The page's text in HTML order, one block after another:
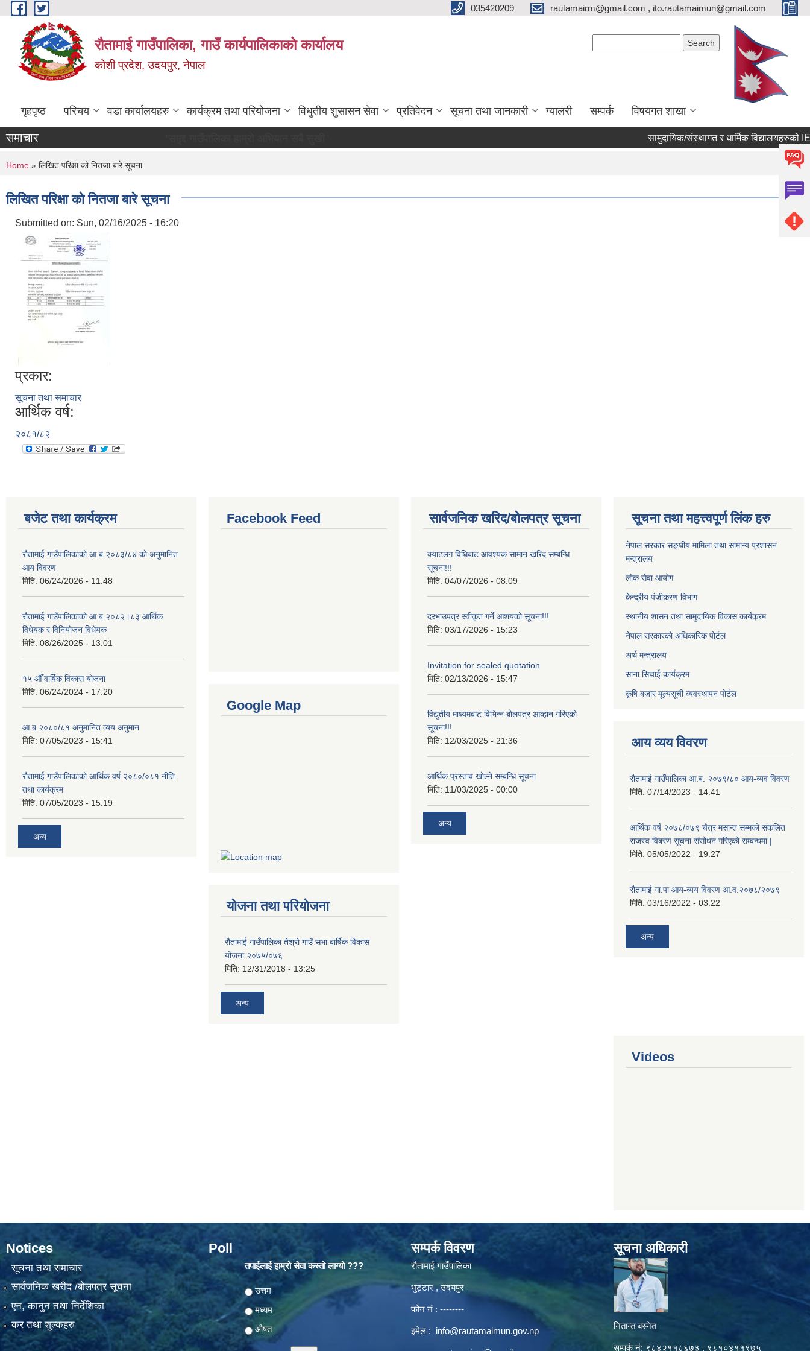
Skip to main content 035420209 rautamairm@gmail.com , ito.rautamaimun@gmail.com
रौतामाई गाउँपालिका, गाउँ कार्यपालिकाको कार्यालय
कोशी प्रदेश, उदयपुर, नेपाल
गृहपृष्ठ परिचय वडा कार्यालयहरु कार्यक्रम तथा परियोजना विधुतीय शुसासन सेवा प्रतिवेदन सूचना तथा जानकारी ग्यालरी सम्पर्क विषयगत शाखा
समाचार
You are here
Home » लिखित परिक्षा को नितजा बारे सूचना
लिखित परिक्षा को नितजा बारे सूचना
Submitted on: Sun, 02/16/2025 - 16:20
प्रकार:
सूचना तथा समाचार
आर्थिक वर्ष:
२०८१/८२
बजेट तथा कार्यक्रम
रौतामाई गाउँपालिकाको आ.ब.२०८३/८४ को अनुमानित
आय विवरण
मिति: 06/24/2026 - 11:48
रौतामाई गाउँपालिकाको आ.ब.२०८२।८३ आर्थिक
विधेयक र विनियोजन विधेयक
मिति: 08/26/2025 - 13:01
१५ औँ वार्षिक विकास योजना
मिति: 06/24/2024 - 17:20
आ.ब २०८०/८१ अनुमानित व्यय अनुमान
मिति: 07/05/2023 - 15:41
रौतामाई गाउँपालिकाको आर्थिक वर्ष २०८०/०८१ नीति
तथा कार्यक्रम
मिति: 07/05/2023 - 15:19
अन्य
Facebook Feed
Google Map
योजना तथा परियोजना
रौतामाई गाउँपालिका तेश्रो गाउँ सभा बार्षिक विकास
योजना २०७५/०७६
मिति: 12/31/2018 - 13:25
अन्य
सार्वजनिक खरिद/बोलपत्र सूचना
क्याटलग विधिबाट आवश्यक सामान खरिद सम्बन्धि
सूचना!!!
मिति: 04/07/2026 - 08:09
दरभाउपत्र स्वीकृत गर्ने आशयको सूचना!!!
मिति: 03/17/2026 - 15:23
Invitation for sealed quotation
मिति: 02/13/2026 - 15:47
विद्युतीय माध्यमबाट विभिन्न बोलपत्र आव्हान गरिएको
सूचना!!!
मिति: 12/03/2025 - 21:36
आर्थिक प्रस्ताव खोल्ने सम्बन्धि सूचना
मिति: 11/03/2025 - 00:00
अन्य
सूचना तथा महत्त्वपूर्ण लिंक हरु
नेपाल सरकार सङ्घीय मामिला तथा सामान्य प्रशासन
मन्त्रालय
लोक सेवा आयोग
केन्द्रीय पंजीकरण विभाग
स्थानीय शासन तथा सामुदायिक विकास कार्यक्रम
नेपाल सरकारको अधिकारिक पोर्टल
अर्थ मन्त्रालय
साना सिचाई कार्यक्रम
कृषि बजार मूल्यसूची व्यवस्थापन पोर्टल
आय व्यय विवरण
रौतामाई गाउँपालिका आ.ब. २०७९/८० आय-व्यव विवरण
मिति: 07/14/2023 - 14:41
आर्थिक वर्ष २०७८/०७९ चैत्र मसान्त सम्मको संकलित
राजस्व विबरण सूचना संसोधन गरिएको सम्बन्धमा |
मिति: 05/05/2022 - 19:27
रौतामाई गा.पा आय-व्यय विवरण आ.व.२०७८/२०७९
मिति: 03/16/2022 - 03:22
अन्य
Videos
Notices
सूचना तथा समाचार
सार्वजनिक खरीद /बोलपत्र सूचना
एन, कानुन तथा निर्देशिका
कर तथा शुल्कहरु
Poll
तपाईलाई हाम्रो सेवा कस्तो लाग्यो ???
Choices
उत्तम
मध्यम
औषत
सम्पर्क विवरण
रौतामाई गाउँपालिका
भुट्टार , उदयपुर
फोन नं : --------
इमेल : info@rautamaimun.gov.np
सूचना अधिकारी
नितान्त बस्नेत
सम्पर्क नं: ९८४२११८६७३ , ९८१०४११९७५